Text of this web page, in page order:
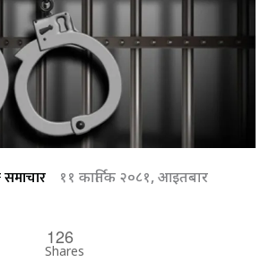
समाचार ११ कार्तिक २०८१, आइतबार
126
Shares